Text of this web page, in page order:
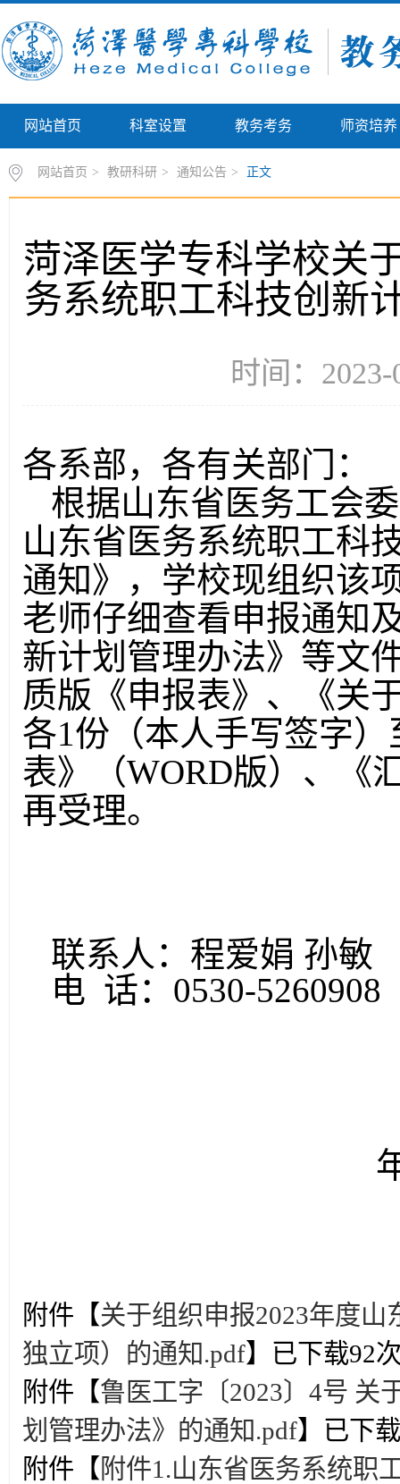
网站首页 科室设置 教务考务 师资培养
网站首页 > 教研科研 > 通知公告 > 正文
菏泽医学专科学校关
务系统职工科技创新
时间：
各系部，各有关部门：
根据山东省医务工会
山东省医务系统职工科
通知》，学校现组织该
老师仔细查看申报通知
新计划管理办法》等文
质版《申报表》、《关
各1份（本人手写签字
表》（WORD版）、《
再受理。
联系人：程爱娟 孙敏
电 话： 0530-
附件【关于组织申报2023年度
独立项）的通知.pdf】已下载92
附件【鲁医工字〔2023〕4号 关
划管理办法》的通知.pdf】已下载
附件【 附件1.山东省医务系统职